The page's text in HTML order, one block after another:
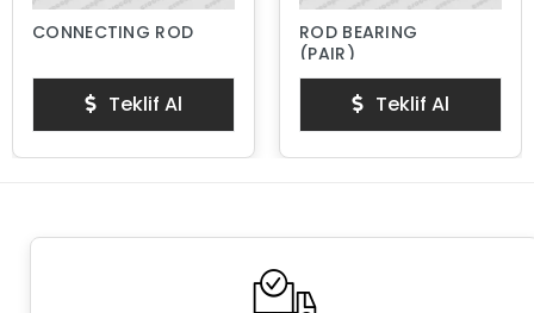
CONNECTING ROD
Teklif Al
ROD BEARING
(PAIR)
Teklif Al